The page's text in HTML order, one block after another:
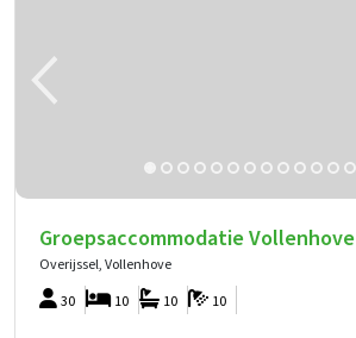
Groepsaccommodatie Vollenhove
Overijssel, Vollenhove
30 10
10
10